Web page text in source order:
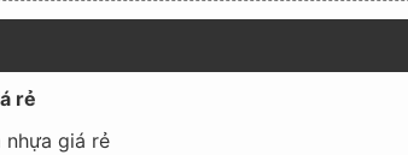
rẻ
nhựa giá rẻ